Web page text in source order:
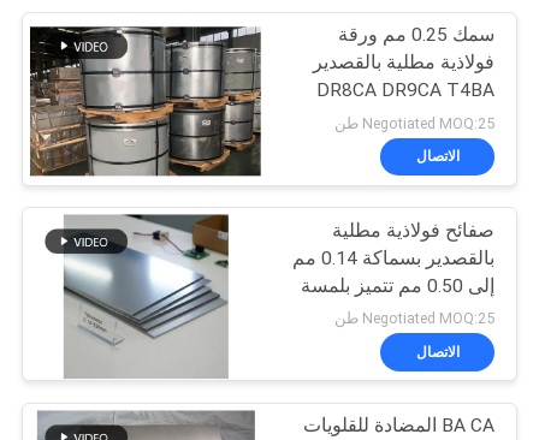
سمك 0.25 مم ورقة
فولاذية مطلية بالقصدير
DR8CA DR9CA T4BA
T4CA T3BA SPTE TFS
Negotiated MOQ:25 طن
الاتصال
صفائح فولاذية مطلية
بالقصدير بسماكة 0.14 مم
إلى 0.50 مم تتميز بلمسة
نهائية لامعة أو غير لامعة
مناسبة للمكونات الكهربائية
والتعبئة والتغليف
Negotiated MOQ:25 طن
الاتصال
BA CA المضادة للقلويات